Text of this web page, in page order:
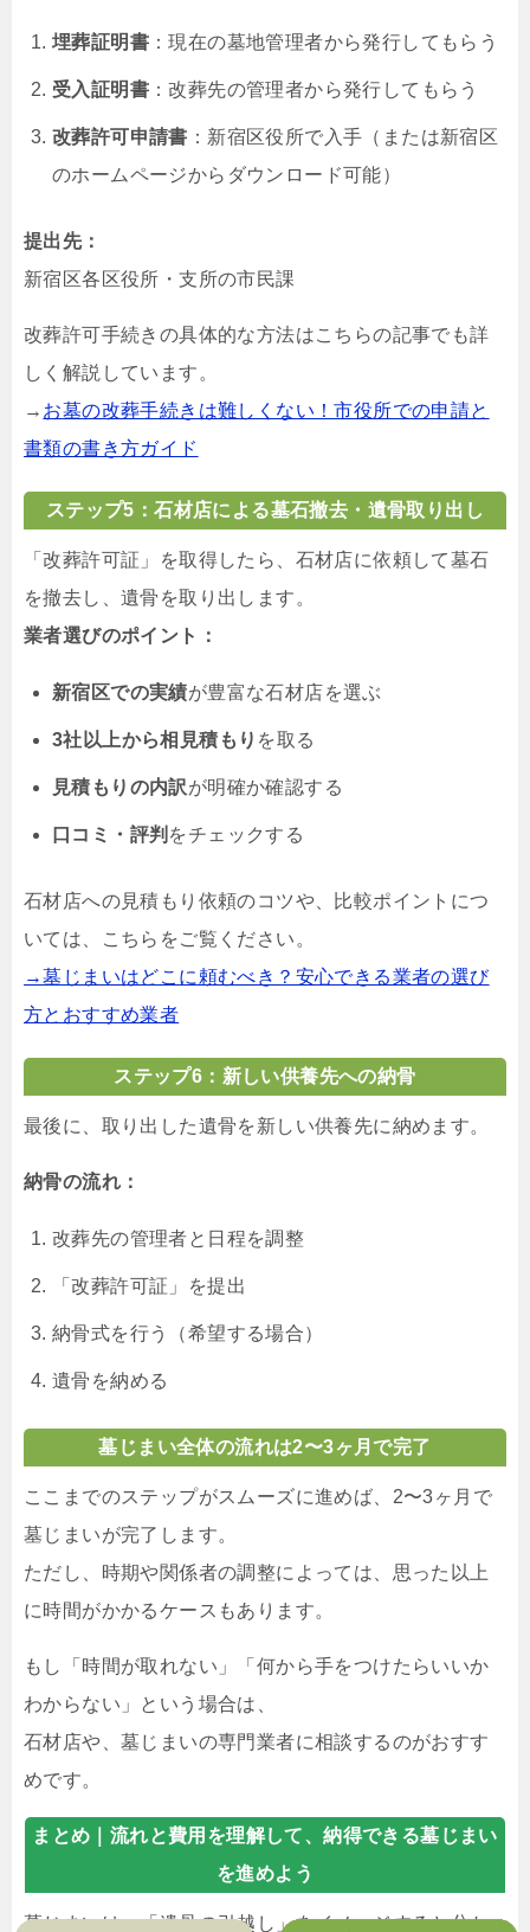
埋葬証明書 ：現在の墓地管理者から発行してもらう
受入証明書 ：改葬先の管理者から発行してもらう
改葬許可申請書 ：新宿区役所で入手（または新宿区
のホームページからダウンロード可能）
提出先：
新宿区各区役所・支所の市民課
改葬許可手続きの具体的な方法はこちらの記事でも詳
しく解説しています。
→ お墓の改葬手続きは難しくない！市役所での申請と
書類の書き方ガイド
ステップ5：石材店による墓石撤去・遺骨取り出し
「改葬許可証」を取得したら、石材店に依頼して墓石
を撤去し、遺骨を取り出します。
業者選びのポイント：
新宿区での実績が豊富な石材店を選ぶ
3社以上から相見積もり を取る
見積もりの内訳が明確か確認する
口コミ・評判 をチェックする
石材店への見積もり依頼のコツや、比較ポイントにつ
いては、こちらをご覧ください。
→墓じまいはどこに頼むべき？安心できる業者の選び
方とおすすめ業者
ステップ6：新しい供養先への納骨
最後に、取り出した遺骨を新しい供養先に納めます。
納骨の流れ：
改葬先の管理者と日程を調整
「改葬許可証」を提出
納骨式を行う（希望する場合）
遺骨を納める
墓じまい全体の流れは2〜3ヶ月で完了
ここまでのステップがスムーズに進めば、2〜3ヶ月で
墓じまいが完了します。
ただし、時期や関係者の調整によっては、思った以上
に時間がかかるケースもあります。
もし「時間が取れない」「何から手をつけたらいいか
わからない」という場合は、
石材店や、墓じまいの専門業者に相談するのがおすす
めです。
まとめ｜ 流れと費用を理解して、納得できる墓じまい
を進めよう
墓じまいは、「遺骨の引越し」をイメージすると分か